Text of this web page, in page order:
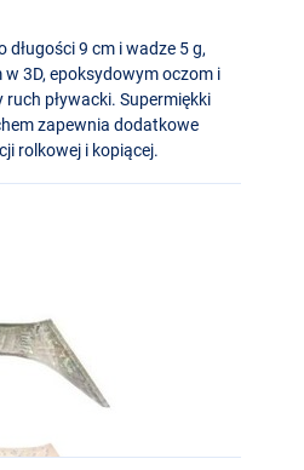
długości 9 cm i wadze 5 g,
3D, epoksydowym oczom i
pływacki. Supermiękki
zapewnia dodatkowe
rolkowej i kopiącej.